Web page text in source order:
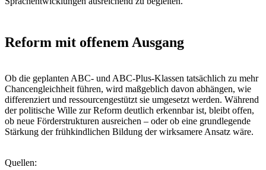
Reform mit offenem Ausgang
Ob die geplanten ABC- und ABC-Plus-Klassen tatsächlich zu mehr
Chancengleichheit führen, wird maßgeblich davon abhängen, wie
differenziert und ressourcengestützt sie umgesetzt werden. Während
der politische Wille zur Reform deutlich erkennbar ist, bleibt offen,
ob neue Förderstrukturen ausreichen – oder ob eine grundlegende
Stärkung der frühkindlichen Bildung der wirksamere Ansatz wäre.
Quellen: